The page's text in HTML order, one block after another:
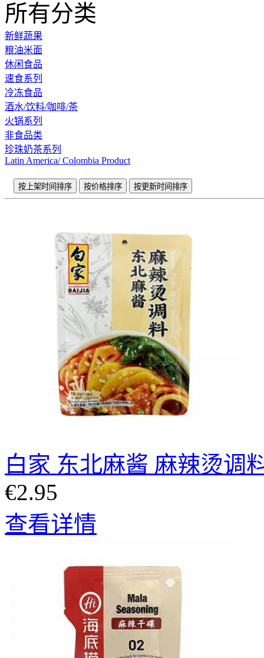
所有分类
新鲜蔬果
粮油米面
休闲食品
速食系列
冷冻食品
酒水/饮料/咖啡/茶
火锅系列
非食品类
珍珠奶茶系列
Latin America/ Colombia Product
按上架时间排序 按价格排序 按更新时间排序
白家 东北麻酱 麻辣烫调
€2.95
查看详情